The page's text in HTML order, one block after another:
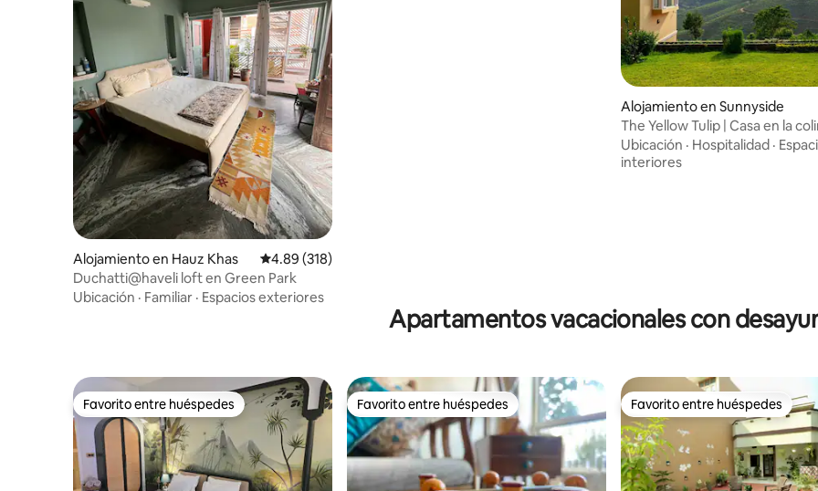
Alojamiento en Hauz Khas Calificación promedio: 4.89 de 5, 318 reseñas
4.89 (318)
Duchatti@haveli loft en Green Park
Ubicación · Familiar · Espacios exteriores
Alojamiento en Sunnyside
The Yellow Tulip | Casa en la
Coonoor
Ubicación · Hospitalidad ·
interiores
Apartamentos vacacionales con
Favorito entre huéspedes
Favorito entre huéspedes Favorito entre huéspedes
Favorito entre huéspedes Favorito entre huéspedes
Favorito entre huéspedes